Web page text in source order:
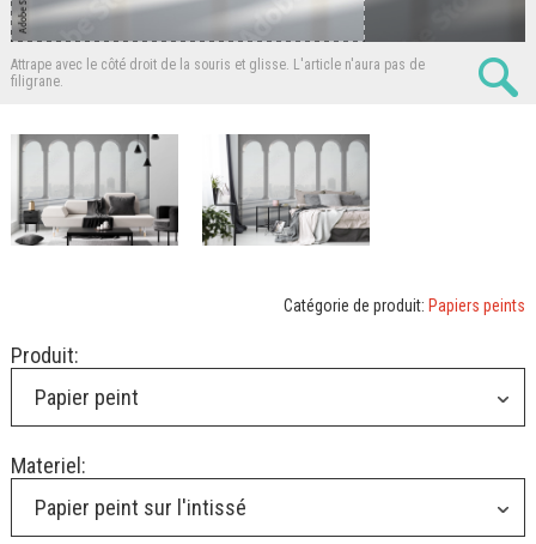
Attrape avec le côté droit de la souris et glisse. L'article n'aura pas de
filigrane.
Catégorie de produit: Papiers peints
Produit:
Papier peint
Materiel:
Papier peint sur l'intissé